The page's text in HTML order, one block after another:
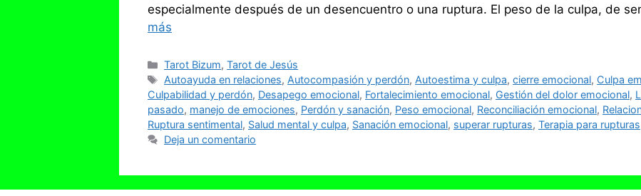
especialmente después de un desencuentro o una ruptura. El peso de la culpa, de
más
Categorías
Tarot Bizum,Tarot de Jesús
Etiquetas
Autoayuda en relaciones, Autocompasión y perdón, Autoestima y culpa,cierre emocional, Culpa
Culpabilidad y perdón, Desapego emocional, Fortalecimiento emocional, Gestión del dolor emocional,
pasado, manejo de emociones, Perdón y sanación, Peso emocional, Reconciliación emocional,
Ruptura sentimental, Salud mental y culpa, Sanación emocional, superar rupturas, Terapia para rupturas
Deja un comentario